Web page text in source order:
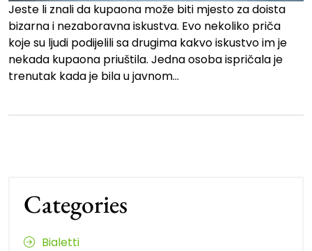
Jeste li znali da kupaona može biti mjesto za doista
bizarna i nezaboravna iskustva. Evo nekoliko priča
koje su ljudi podijelili sa drugima kakvo iskustvo im je
nekada kupaona priuštila. Jedna osoba ispričala je
trenutak kada je bila u javnom…
Categories
Bialetti